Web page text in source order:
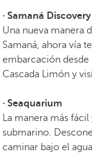
· Samaná Discovery
Una nueva manera
Samaná, ahora vía
embarcación desde
Cascada Limón y
· Seaquarium
La manera más
submarino.
caminar bajo el